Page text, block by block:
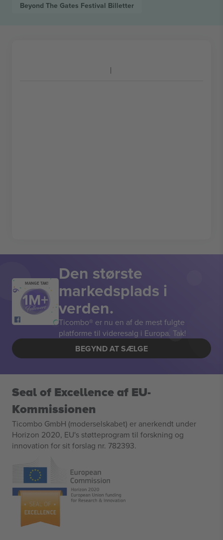
Beyond The Gates Festival Billetter
MANGE TAK! Den største
markedsplads i
verden.
Ticombo® er nu en af de mest fulgte
platforme til videresalg i Europa. Tak!
BEGYND AT SÆLGE
Seal of Excellence af EU-
Kommissionen
Ticombo GmbH (moderselskabet) er anerkendt under
Horizon 2020, EU's støtteprogram til forskning og
innovation for sit forslag nr. 782393.